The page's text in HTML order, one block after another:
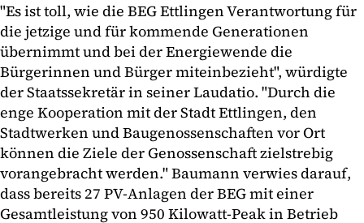
"Es ist toll, wie die BEG Ettlingen Verantwortung für
die jetzige und für kommende Generationen
übernimmt und bei der Energiewende die
Bürgerinnen und Bürger miteinbezieht", würdigte
der Staatssekretär in seiner Laudatio. "Durch die
enge Kooperation mit der Stadt Ettlingen, den
Stadtwerken und Baugenossenschaften vor Ort
können die Ziele der Genossenschaft zielstrebig
vorangebracht werden." Baumann verwies darauf,
dass bereits 27 PV-Anlagen der BEG mit einer
Gesamtleistung von 950 Kilowatt-Peak in Betrieb